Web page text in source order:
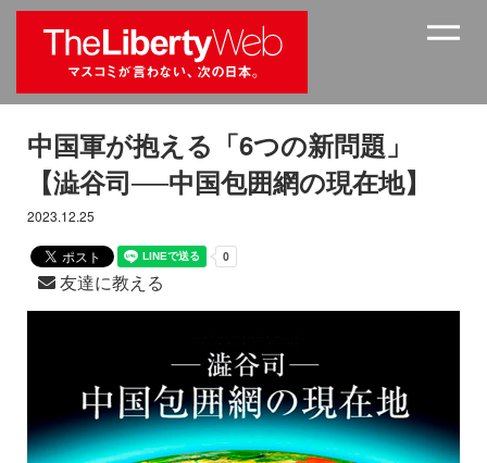
中国軍が抱える「6つの新問題」
【澁谷司──中国包囲網の現在地】
2023.12.25
友達に教える